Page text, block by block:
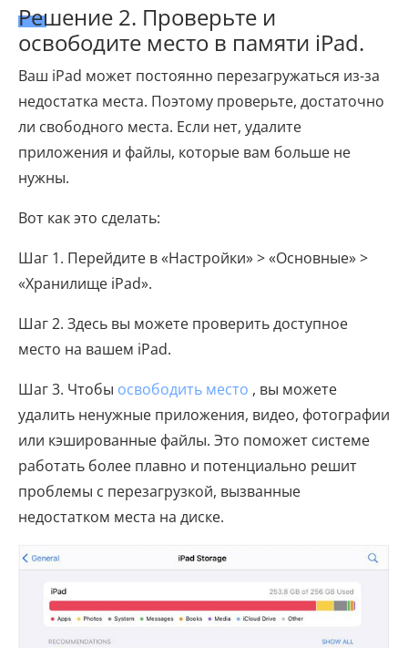
Решение 2. Проверьте и
освободите место в памяти iPad.
Ваш iPad может постоянно перезагружаться из-за
недостатка места. Поэтому проверьте, достаточно
ли свободного места. Если нет, удалите
приложения и файлы, которые вам больше не
нужны.
Вот как это сделать:
Шаг 1. Перейдите в «Настройки» > «Основные» >
«Хранилище iPad».
Шаг 2. Здесь вы можете проверить доступное
место на вашем iPad.
Шаг 3. Чтобы освободить место , вы можете
удалить ненужные приложения, видео, фотографии
или кэшированные файлы. Это поможет системе
работать более плавно и потенциально решит
проблемы с перезагрузкой, вызванные
недостатком места на диске.